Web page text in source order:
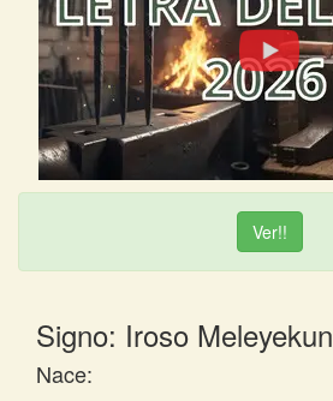
Ver!!
Signo: Iroso Meleyekun
Nace: